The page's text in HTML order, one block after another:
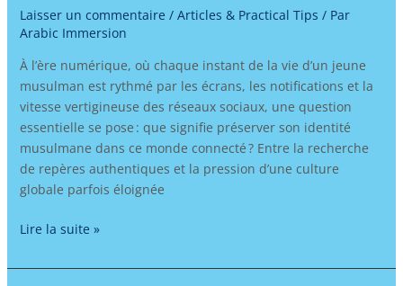
Laisser un commentaire / Articles & Practical Tips / Par
Arabic Immersion
À l’ère numérique, où chaque instant de la vie d’un jeune
musulman est rythmé par les écrans, les notifications et la
vitesse vertigineuse des réseaux sociaux, une question
essentielle se pose : que signifie préserver son identité
musulmane dans ce monde connecté ? Entre la recherche
de repères authentiques et la pression d’une culture
globale parfois éloignée
Lire la suite »